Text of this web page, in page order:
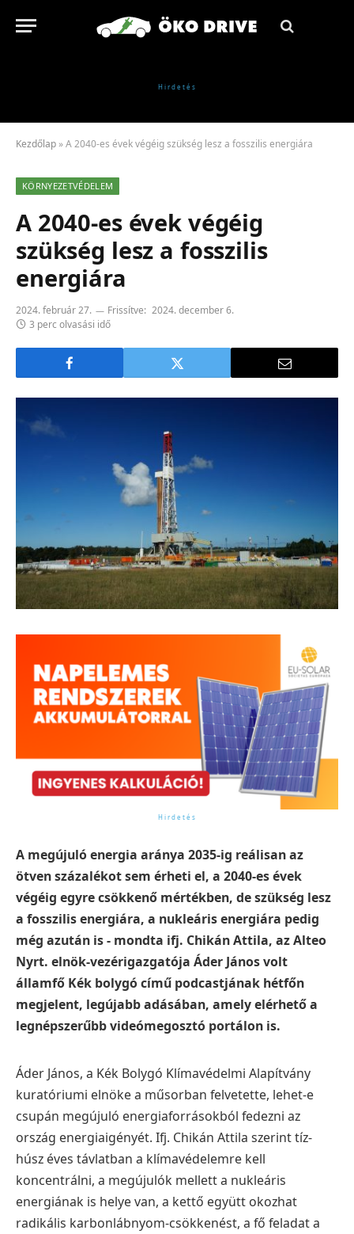
Kezdőlap »A 2040-es évek végéig szükség lesz a fosszilis energiára
KÖRNYEZETVÉDELEM
A 2040-es évek végéig
szükség lesz a fosszilis
energiára
2024. február 27. Frissítve: 2024. december 6.
3 perc olvasási idő
A megújuló energia aránya 2035-ig reálisan az
ötven százalékot sem érheti el, a 2040-es évek
végéig egyre csökkenő mértékben, de szükség lesz
a fosszilis energiára, a nukleáris energiára pedig
még azután is - mondta ifj. Chikán Attila, az Alteo
Nyrt. elnök-vezérigazgatója Áder János volt
államfő Kék bolygó című podcastjának hétfőn
megjelent, legújabb adásában, amely elérhető a
legnépszerűbb videómegosztó portálon is.
Áder János, a Kék Bolygó Klímavédelmi Alapítvány
kuratóriumi elnöke a műsorban felvetette, lehet-e
csupán megújuló energiaforrásokból fedezni az
ország energiaigényét. Ifj. Chikán Attila szerint tíz-
húsz éves távlatban a klímavédelemre kell
koncentrálni, a megújulók mellett a nukleáris
energiának is helye van, a kettő együtt okozhat
radikális karbonlábnyom-csökkenést, a fő feladat a